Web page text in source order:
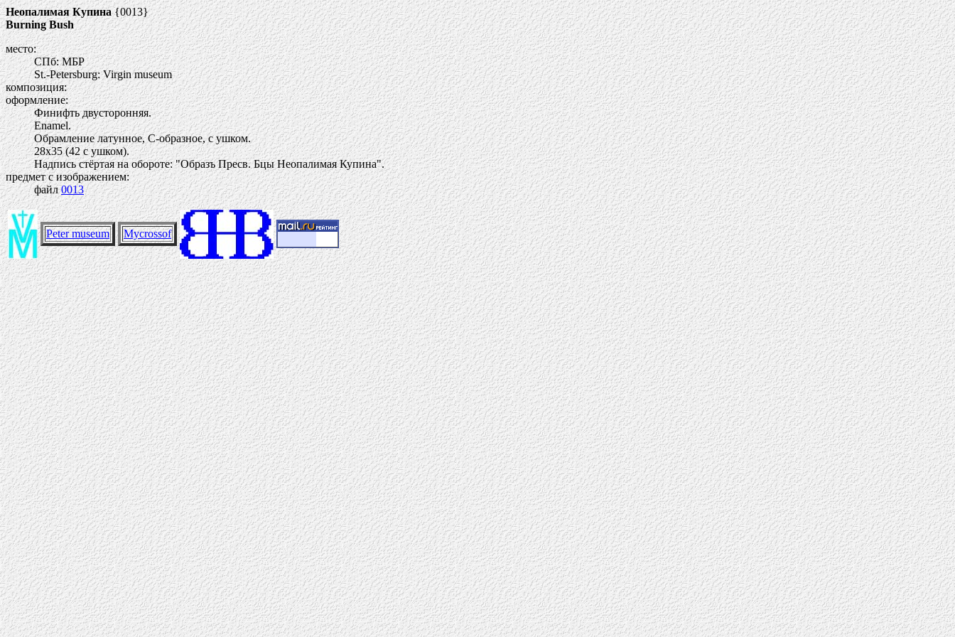
Неопалимая Купина{0013}
Burning Bush
место:
СПб: МБР
St.-Petersburg: Virgin museum
композиция:
оформление:
Финифть двусторонняя.
Enamel.
Обрамление латунное, С-образное, с ушком.
28х35 (42 с ушком).
Надпись стёртая на обороте: "Образъ Пресв. Бцы Неопалимая Купина".
предмет с изображением:
файл0013
Peter museum Mycrossof